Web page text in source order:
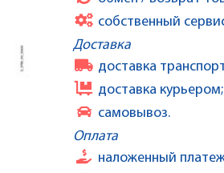
собственный
Доставка
доставка
доставка курьером;
самовывоз.
Оплата
наложенный